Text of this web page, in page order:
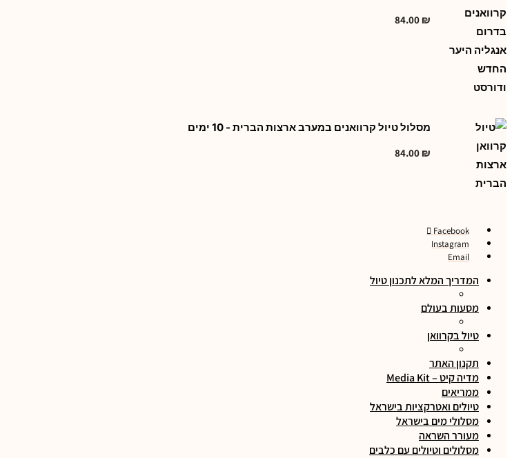
84.00 ₪
מסלול טיול קרוואנים במערב ארצות הברית - 10 ימים
84.00 ₪
Facebook
Instagram
Email
המדריך המלא לתכנון טיול
מסעות בעולם
טיול בקרוואן
תקנון האתר
מדיה קיט – Media Kit
ממריאים
טיולים ואטרקציות בישראל
מסלולי מים בישראל
מעורר השראה
מסלולים וטיולים עם כלבים